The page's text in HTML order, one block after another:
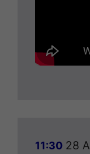
11:30 28